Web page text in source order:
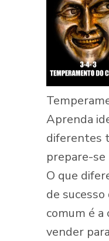
Aprenda
diferentes
prepare-
O que
de
comum é a
vender